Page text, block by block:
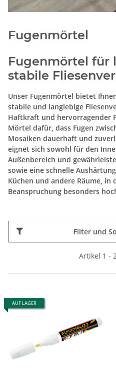
Fugenmörtel
Fugenmörtel für
stabile
Unser Fugenmörtel bietet
stabile und langlebige
Haftkraft und hervorragender
Mörtel dafür, dass Fugen
Mosaiken dauerhaft und
eignet sich sowohl für den
Außenbereich und
sowie eine schnelle
Küchen und andere Räume, in
Beanspruchung besonders
Filter und
Artikel 1 -
AUF LAGER